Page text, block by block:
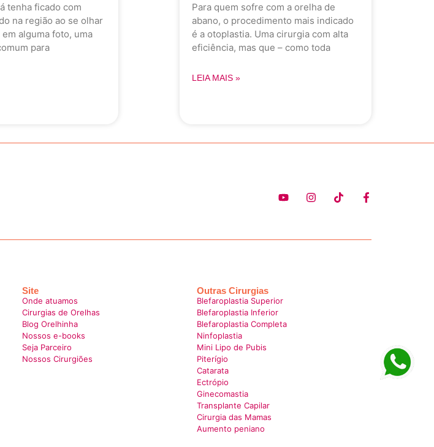
tenha ficado com
na região ao se olhar
alguma foto, uma
para
Para quem sofre com a orelha de
abano, o procedimento mais indicado
é a otoplastia. Uma cirurgia com alta
eficiência, mas que – como toda
LEIA MAIS »
Site
Onde atuamos
Cirurgias de Orelhas
Blog Orelhinha
Nossos e-books
Seja Parceiro
Nossos Cirurgiões
Outras Cirurgias
Blefaroplastia Superior
Blefaroplastia Inferior
Blefaroplastia Completa
Ninfoplastia
Mini Lipo de Pubis
Piterígio
Catarata
Ectrópio
Ginecomastia
Transplante Capilar
Cirurgia das Mamas
Aumento peniano